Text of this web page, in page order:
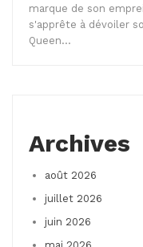
marque de son
s'apprête à dévoiler
Queen…
Archives
août 2026
juillet 2026
juin 2026